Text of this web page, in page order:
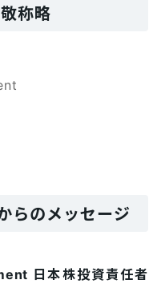
称略
らのメッセージ
日本株投資責任者